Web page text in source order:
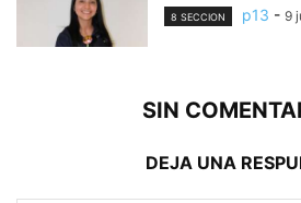
8 SECCION p13 - 9
SIN
DEJA UNA